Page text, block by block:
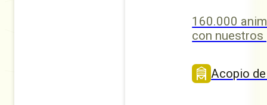
160.000
con
Acopio